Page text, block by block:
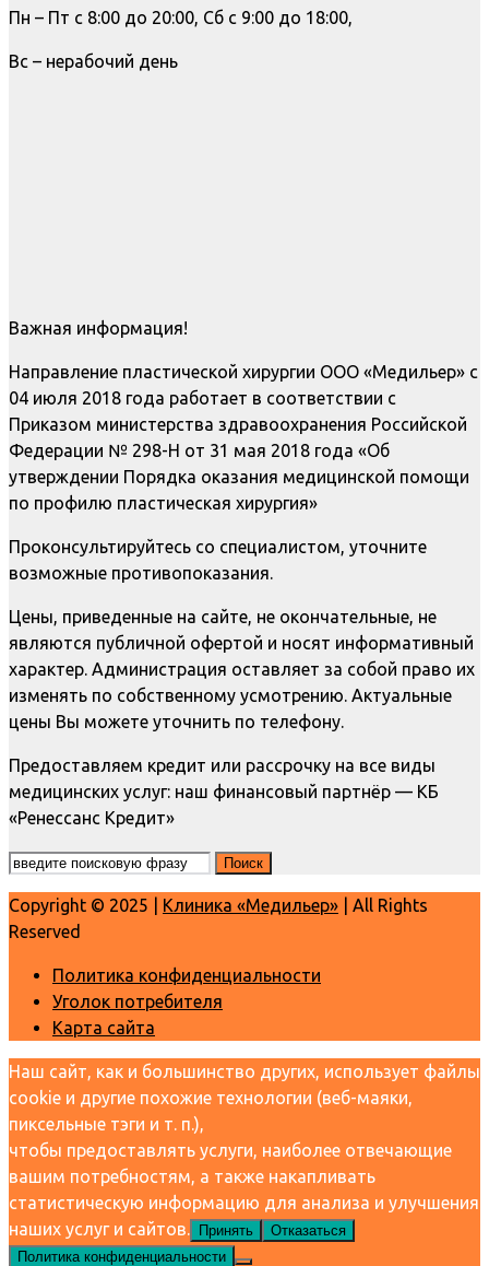
Пн – Пт с 8:00 до 20:00, Сб с 9:00 до 18:00,
Вс – нерабочий день
Важная информация!
Направление пластической хирургии ООО «Медильер» с
04 июля 2018 года работает в соответствии с
Приказом министерства здравоохранения Российской
Федерации № 298-Н от 31 мая 2018 года «Об
утверждении Порядка оказания медицинской помощи
по профилю пластическая хирургия»
Проконсультируйтесь со специалистом, уточните
возможные противопоказания.
Цены, приведенные на сайте, не окончательные, не
являются публичной офертой и носят информативный
характер. Администрация оставляет за собой право их
изменять по собственному усмотрению. Актуальные
цены Вы можете уточнить по телефону.
Предоставляем кредит или рассрочку на все виды
медицинских услуг: наш финансовый партнёр — КБ
«Ренессанс Кредит»
Copyright © 2025 | Клиника «Медильер» | All Rights
Reserved
Политика конфиденциальности
Уголок потребителя
Карта сайта
Наш сайт, как и большинство других, использует файлы
cookie и другие похожие технологии (веб-маяки,
пиксельные тэги и т. п.),
чтобы предоставлять услуги, наиболее отвечающие
вашим потребностям, а также накапливать
статистическую информацию для анализа и улучшения
наших услуг и сайтов. Принять
Отказаться
Политика конфиденциальности